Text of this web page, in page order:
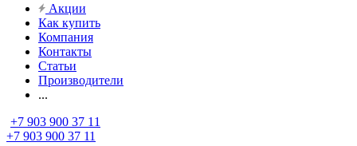
Акции
Как купить
Компания
Контакты
Статьи
Производители
...
+7 903 900 37 11
+7 903 900 37 11